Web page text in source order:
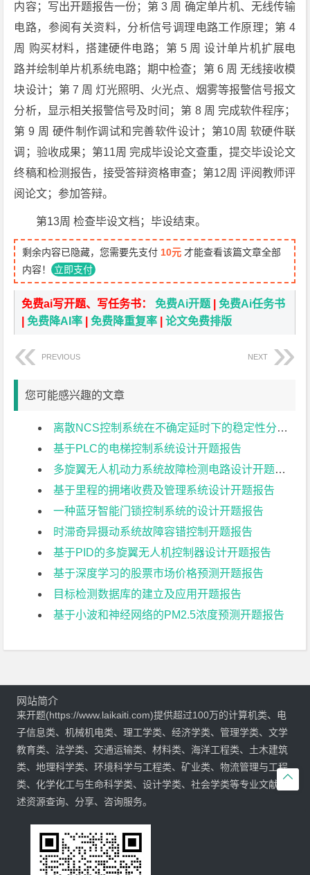
内容；写出开题报告一份；第 3 周 确定单片机、无线传输
电路，参阅有关资料，分析信号调理电路工作原理；第 4
周 购买材料，搭建硬件电路；第 5 周 设计单片机扩展电
路并绘制单片机系统电路；期中检查；第 6 周 无线接收模
块设计；第 7 周 灯光照明、火光点、烟雾等报警信号报文
分析，显示相关报警信号及时间；第 8 周 完成软件程序；
第 9 周 硬件制作调试和完善软件设计；第10周 软硬件联
调；验收成果；第11周 完成毕设论文查重，提交毕设论文
终稿和检测报告，接受答辩资格审查；第12周 评阅教师评
阅论文；参加答辩。
第13周 检查毕设文档；毕设结束。
剩余内容已隐藏，您需要先支付 10元 才能查看该篇文章全部
内容！ 立即支付
免费ai写开题、写任务书：免费Ai开题 |免费Ai任务书
|免费降AI率 |免费降重复率 |论文免费排版
PREVIOUS NEXT
您可能感兴趣的文章
离散NCS控制系统在不确定延时下的稳定性分析开题报告
基于PLC的电梯控制系统设计开题报告
多旋翼无人机动力系统故障检测电路设计开题报告
基于里程的拥堵收费及管理系统设计开题报告
一种蓝牙智能门锁控制系统的设计开题报告
时滞奇异摄动系统故障容错控制开题报告
基于PID的多旋翼无人机控制器设计开题报告
基于深度学习的股票市场价格预测开题报告
目标检测数据库的建立及应用开题报告
基于小波和神经网络的PM2.5浓度预测开题报告

网站简介
来开题(https://www.laikaiti.com)提供超过100万的计算机类、电
子信息类、机械机电类、理工学类、经济学类、管理学类、文学
教育类、法学类、交通运输类、材料类、海洋工程类、土木建筑
类、地理科学类、环境科学与工程类、矿业类、物流管理与工程
类、化学化工与生命科学类、设计学类、社会学类等专业文献综
述资源查询、分享、咨询服务。